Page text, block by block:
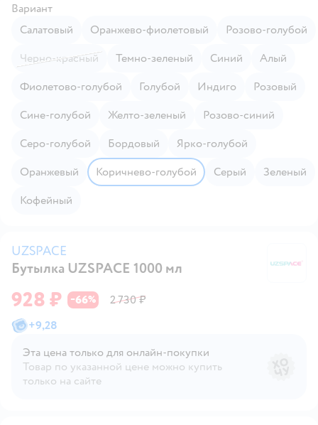
Вариант
Салатовый
Оранжево-фиолетовый
Розово-голубой
Черно-красный
Темно-зеленый Синий
Алый
Фиолетово-голубой
Голубой Индиго
Розовый
Сине-голубой
Желто-зеленый
Розово-синий
Серо-голубой
Бордовый
Ярко-голубой
Оранжевый
Коричнево-голубой Серый
Зеленый
Кофейный
UZSPACE
Бутылка UZSPACE 1000 мл
928 ₽ −66%
2 730 ₽
+9,28
Эта цена только для онлайн‑покупки
Товар по указанной цене можно купить
только на сайте